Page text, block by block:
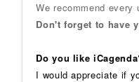
We recommend every
Don't forget to have
Do you like
I would appreciate if